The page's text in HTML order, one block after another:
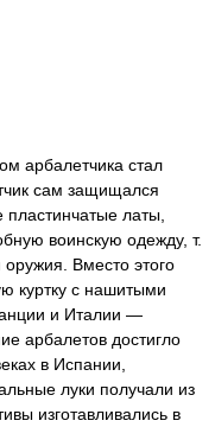
арбалетчика стал
сам защищался
пластинчатые латы,
воинскую одежду, т.
Вместо этого
куртку с нашитыми
и Италии —
арбалетов достигло
в Испании,
луки получали из
изготавливались в